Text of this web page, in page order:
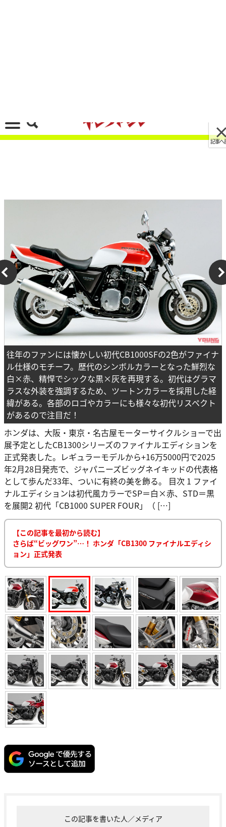
往年のファンには懐かしい初代CB1000SFの2色がファイナ
ル仕様のモチーフ。歴代のシンボルカラーとなった鮮烈な
白×赤、精悍でシックな黒×灰を再現する。初代はグラマ
ラスな外装を強調するため、ツートンカラーを採用した経
緯がある。各部のロゴやカラーにも様々な初代リスペクト
があるので注目だ！
ホンダは、大阪・東京・名古屋モーターサイクルショーで出
展予定としたCB1300シリーズのファイナルエディションを
正式発表した。レギュラーモデルから+16万5000円で2025
年2月28日発売で、ジャパニーズビッグネイキッドの代表格
として歩んだ33年、ついに有終の美を飾る。 目次 1 ファイ
ナルエディションは初代風カラーでSP＝白×赤、STD＝黒
を展開2 初代「CB1000 SUPER FOUR」（ […]
【この記事を最初から読む】
さらば“ビッグワン”…！ ホンダ「CB1300 ファイナルエディシ
ョン」正式発表
この記事を書いた人／メディア